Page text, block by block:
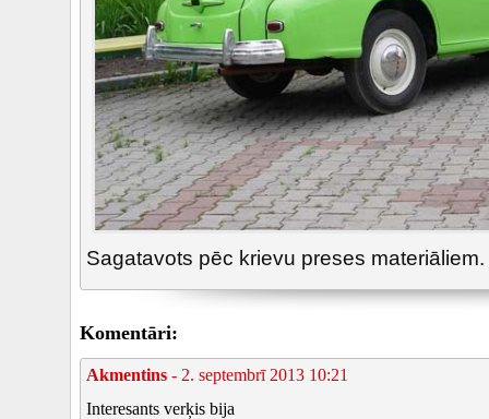
Sagatavots pēc krievu preses materiāliem.
Komentāri:
Akmentins - 2. septembrī 2013 10:21
Interesants verķis bija